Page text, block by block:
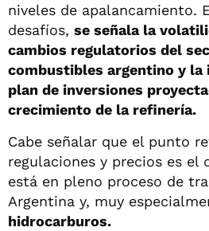
niveles de apalancamiento.
desafíos, se señala la
cambios regulatorios del
combustibles argentino y la
plan de inversiones
crecimiento de la refinería.
Cabe señalar que el punto
regulaciones y precios es el
está en pleno proceso de
Argentina y, muy
hidrocarburos.